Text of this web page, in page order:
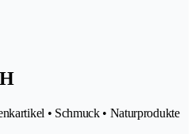
• Schmuck • Naturprodukte